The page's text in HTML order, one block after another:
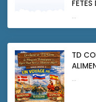
...
TD
...